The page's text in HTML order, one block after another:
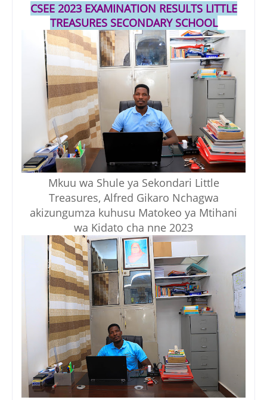
CSEE 2023 EXAMINATION RESULTS LITTLE
TREASURES SECONDARY SCHOOL
Mkuu wa Shule ya Sekondari Little
Treasures, Alfred Gikaro Nchagwa
akizungumza kuhusu Matokeo ya Mtihani
wa Kidato cha nne 2023